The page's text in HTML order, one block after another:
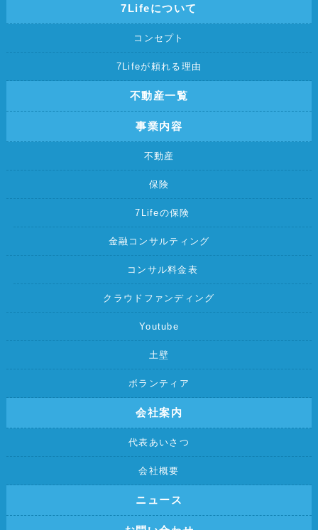
7Lifeについて
コンセプト
7Lifeが頼れる理由
不動産一覧
事業内容
不動産
保険
7Lifeの保険
金融コンサルティング
コンサル料金表
クラウドファンディング
Youtube
土壁
ボランティア
会社案内
代表あいさつ
会社概要
ニュース